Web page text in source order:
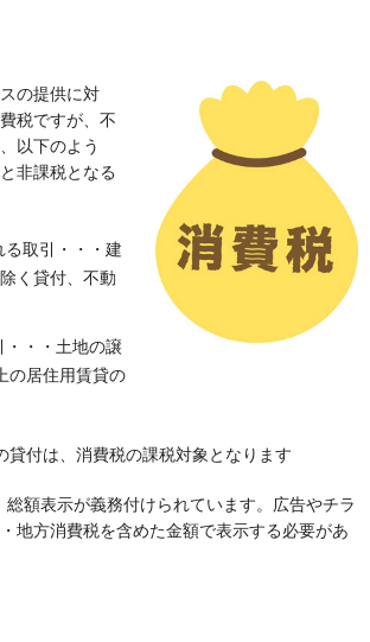
の提供に対
税ですが、不
以下のよう
非課税となる
取引・・・建
く貸付、不動
・・・土地の譲
の居住用賃貸の
付は、消費税の課税対象となります
額表示が義務付けられています。広告やチラ
地方消費税を含めた金額で表示する必要があ